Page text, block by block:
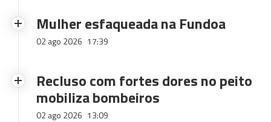
Mulher esfaqueada na Fundoa
02 ago 2026 17:39
Recluso com fortes dores no peito
mobiliza bombeiros
02 ago 2026 13:09